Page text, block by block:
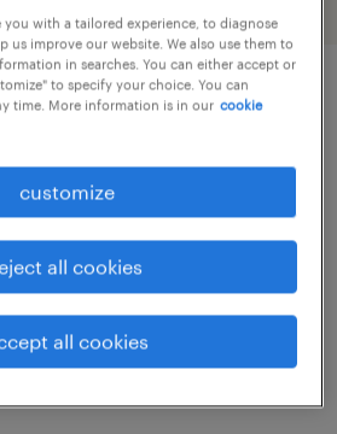
you with a tailored experience, to diagnose
us improve our website. We also use them to
in searches. You can either accept or
to specify your choice. You can
time. More information is in our cookie
customize
all cookies
all cookies